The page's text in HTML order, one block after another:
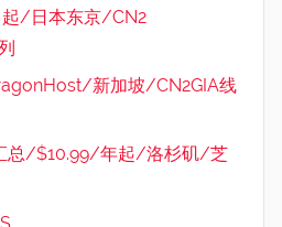
/日本东京/CN2
新加坡/CN2GIA线
总/$10.99/年起/洛杉矶/芝